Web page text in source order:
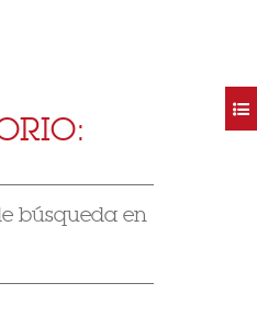
búsqueda en